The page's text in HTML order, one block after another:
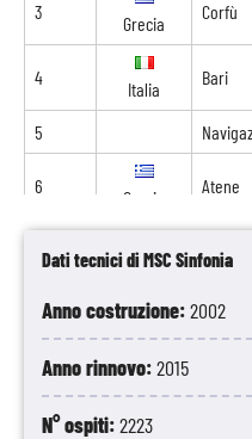
Dati tecnici di MSC Sinfonia
Anno costruzione:2002
Anno rinnovo:2015
N° ospiti:2223
3
Grecia
Corfù
4
Italia
Bari
5
6
Grecia
Atene
Turchia
Smirne
8 Istanbul